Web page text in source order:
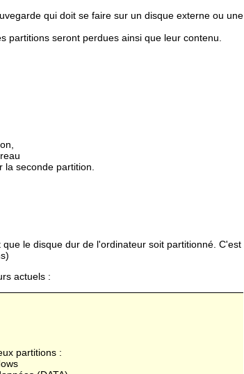
qui doit se faire sur un disque externe ou une
partitions seront perdues ainsi que leur contenu.
seconde partition.
le disque dur de l'ordinateur soit partitionné. C'est
actuels :
partitions :